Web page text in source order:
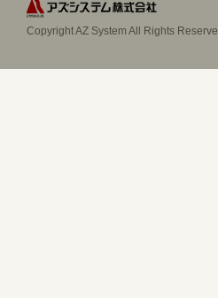
Copyright AZ System All Rights